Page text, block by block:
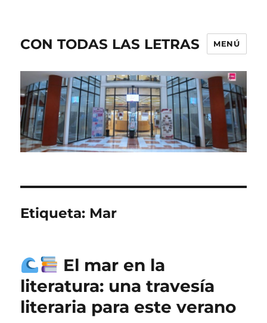
CON TODAS LAS LETRAS MENÚ
Etiqueta: Mar
El mar en la
literatura: una travesía
literaria para este verano